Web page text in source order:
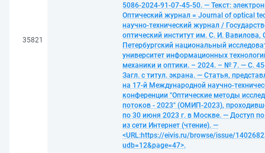
35821
5086-2024-91-07-45-50. — Текст:
Оптический журнал = Journal of optical
научно-технический журнал /
оптический институт им. С. И. Вавилова,
Петербургский национальный
университет информационных
механики и оптики. – 2024. – № 7. — С.
Загл. с титул. экрана. — Статья,
на 17-й Международной научно-
конференции "Оптические методы
потоков - 2023" (ОМИП-2023),
по 30 июня 2023 г. в Москве. — Доступ
из сети Интернет (чтение). —
<URL:https://eivis.ru/browse/issue/
udb=12&page=47>.